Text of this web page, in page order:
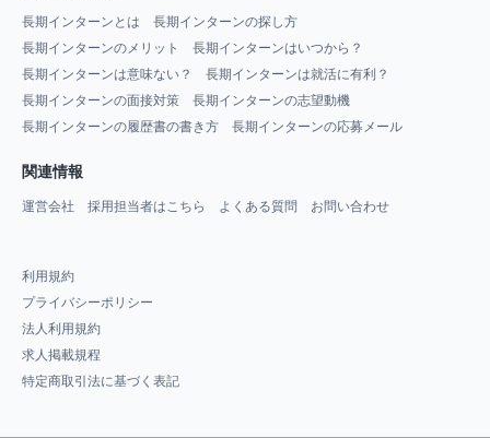
長期インターンとは
長期インターンの探し方
長期インターンのメリット
長期インターンはいつから？
長期インターンは意味ない？
長期インターンは就活に有利？
長期インターンの面接対策
長期インターンの志望動機
長期インターンの履歴書の書き方
長期インターンの応募メール
関連情報
運営会社 採用担当者はこちら よくある質問 お問い合わせ
利用規約
プライバシーポリシー
法人利用規約
求人掲載規程
特定商取引法に基づく表記